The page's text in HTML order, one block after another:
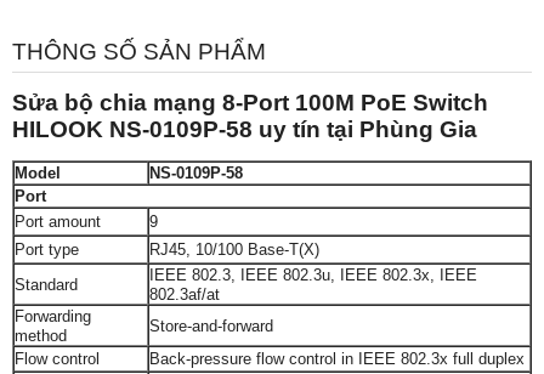
THÔNG SỐ SẢN PHẨM
Sửa bộ chia mạng 8-Port 100M PoE Switch
HILOOK NS-0109P-58 uy tín tại Phùng Gia
Model
NS-0109P-58
Port
Port amount
9
Port type
RJ45, 10/100 Base-T(X)
Standard
IEEE 802.3, IEEE 802.3u, IEEE 802.3x, IEEE
802.3af/at
Forwarding
method
Store-and-forward
Flow control
Back-pressure flow control in IEEE 802.3x full duplex